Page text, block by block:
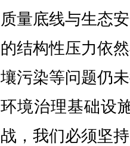
质量底线与生态
的结构性压力依
壤污染等问题仍
环境治理基础设
战，我们必须坚